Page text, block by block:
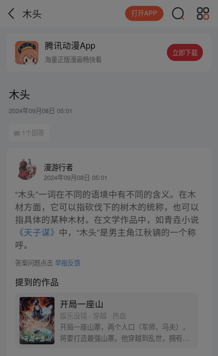
木头 打开APP
腾讯动漫App
海量正版漫画畅快看
立即下载
木头
2024年09月08日 05:01
1个回答
漫游行者
2024年09月08日 05:01
“木头”一词在不同的语境中有不同的含义。在木
材方面，它可以指砍伐下的树木的统称，也可以
指具体的某种木材。在文学作品中，如青垚小说
《天子谋》 中，“木头”是男主角江秋镝的一个称
呼。
答案问题点击 举报反馈
提到的作品
开局一座山
娱乐没错 · 穿越 · 热血
开局一座山寨，两个人口（军师，马夫），
将要打造最强山寨。他穿越到乱世，拥有一